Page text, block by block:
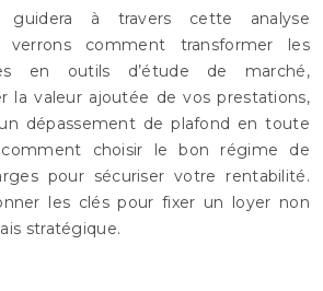
à travers cette analyse
verrons comment transformer les
en outils d’étude de marché,
la valeur ajoutée de vos prestations,
dépassement de plafond en toute
choisir le bon régime de
pour sécuriser votre rentabilité.
les clés pour fixer un loyer non
stratégique.